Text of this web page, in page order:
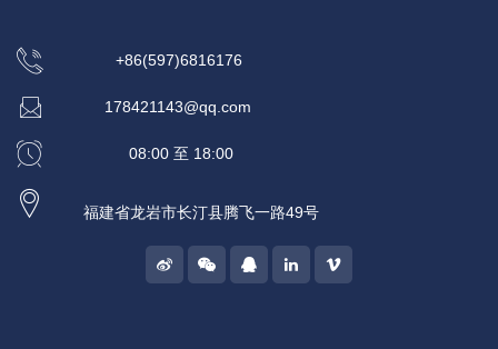
+86(597)6816176
178421143@qq.com
08:00 至 18:00
福建省龙岩市长汀县腾飞一路49号